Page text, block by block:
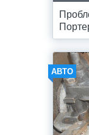
АВТО